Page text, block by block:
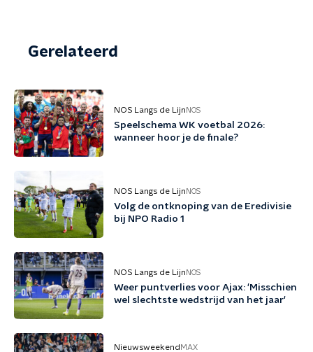
Gerelateerd
NOS Langs de Lijn NOS
Speelschema WK voetbal 2026:
wanneer hoor je de finale?
NOS Langs de Lijn NOS
Volg de ontknoping van de Eredivisie
bij NPO Radio 1
NOS Langs de Lijn NOS
Weer puntverlies voor Ajax: 'Misschien
wel slechtste wedstrijd van het jaar'
Nieuwsweekend MAX